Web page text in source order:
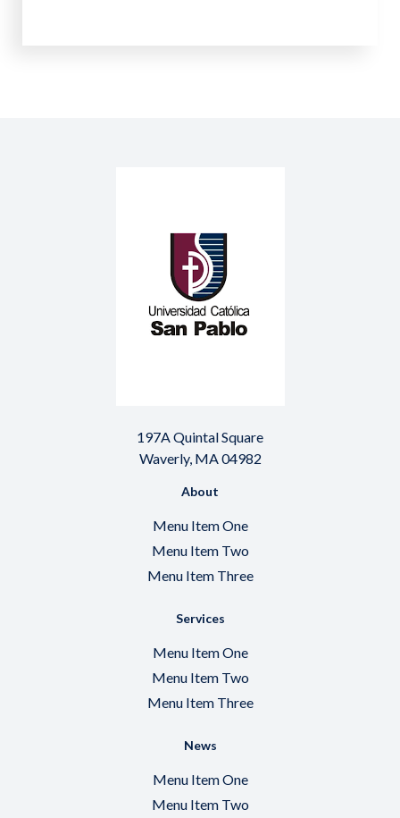
197A Quintal Square
Waverly, MA 04982
About
Menu Item One
Menu Item Two
Menu Item Three
Services
Menu Item One
Menu Item Two
Menu Item Three
News
Menu Item One
Menu Item Two